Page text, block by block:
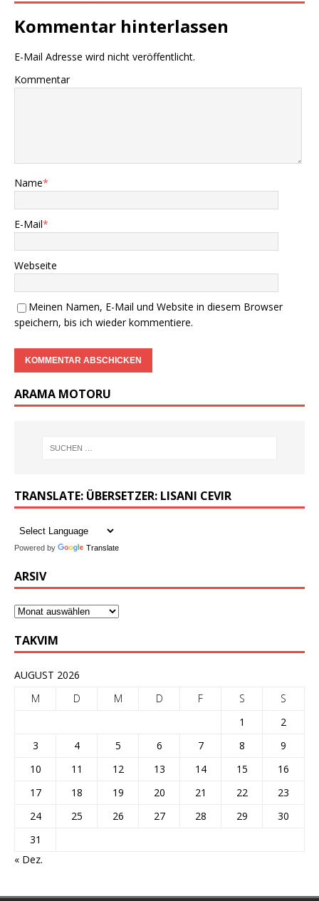
Kommentar hinterlassen
E-Mail Adresse wird nicht veröffentlicht.
Kommentar
Name*
E-Mail*
Webseite
Meinen Namen, E-Mail und Website in diesem Browser
speichern, bis ich wieder kommentiere.
ARAMA MOTORU
TRANSLATE: ÜBERSETZER: LISANI CEVIR
Powered by Translate
ARSIV
TAKVIM
AUGUST 2026
M
D M D F S
S
1
2
3
4 5 6 7 8
9
10
11 12 13 14 15
16
17
18 19 20 21 22
23
24
25 26 27 28 29
30
31
« Dez.